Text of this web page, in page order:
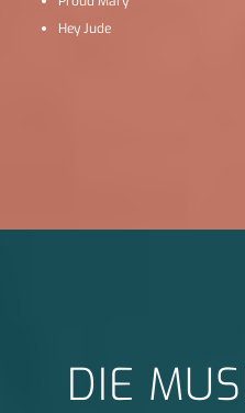
Hey Jude
DIE